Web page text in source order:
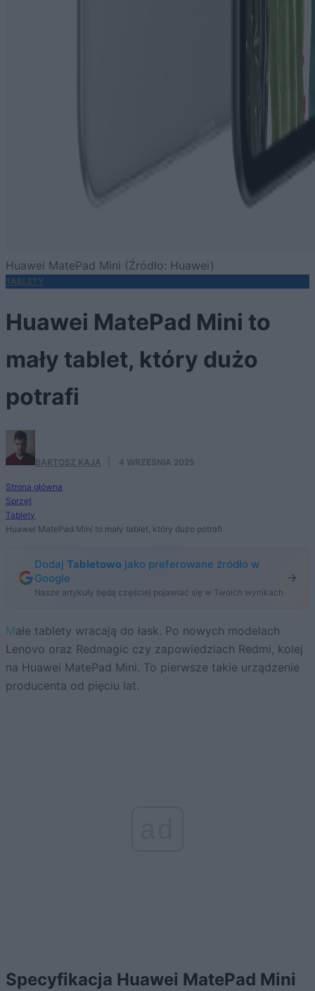
Huawei MatePad Mini (Źródło: Huawei)
TABLETY
Huawei MatePad Mini to
mały tablet, który dużo
potrafi
BARTOSZ KAJA 4 WRZEŚNIA 2025
Strona główna
Sprzęt
Tablety
Huawei MatePad Mini to mały tablet, który dużo potrafi
Dodaj Tabletowo jako preferowane źródło w
Google
Nasze artykuły będą częściej pojawiać się w Twoich wynikach
Małe tablety wracają do łask. Po nowych modelach
Lenovo oraz Redmagic czy zapowiedziach Redmi, kolej
na Huawei MatePad Mini. To pierwsze takie urządzenie
producenta od pięciu lat.
Specyfikacja Huawei MatePad Mini